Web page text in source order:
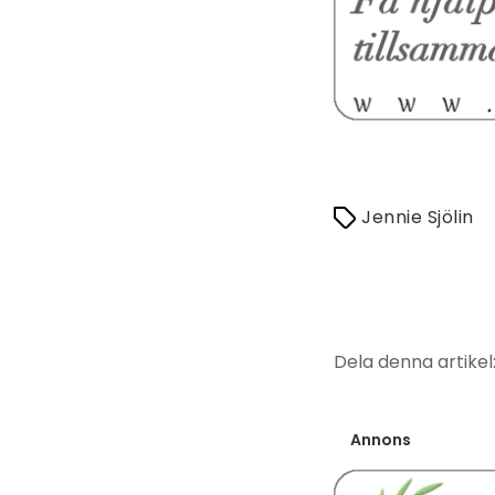
Jennie Sjölin
Dela denna artikel:
Annons